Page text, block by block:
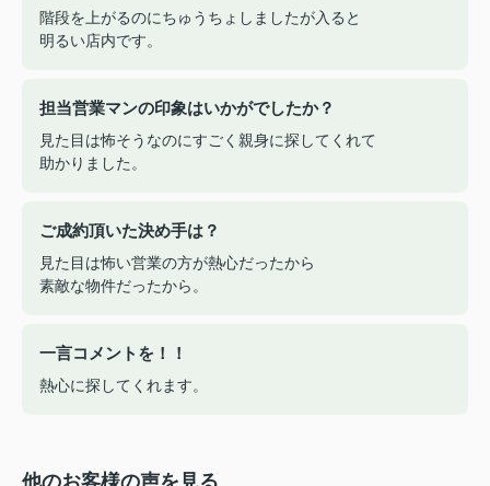
階段を上がるのにちゅうちょしましたが入ると
明るい店内です。
担当営業マンの印象はいかがでしたか？
見た目は怖そうなのにすごく親身に探してくれて
助かりました。
ご成約頂いた決め手は？
見た目は怖い営業の方が熱心だったから
素敵な物件だったから。
一言コメントを！！
熱心に探してくれます。